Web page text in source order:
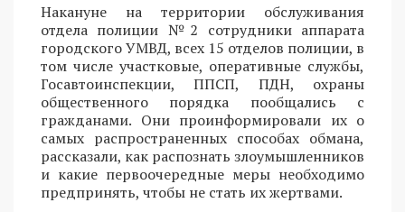
Накануне на территории обслуживания
отдела полиции №2 сотрудники аппарата
городского УМВД, всех 15 отделов полиции, в
том числе участковые, оперативные службы,
Госавтоинспекции, ППСП, ПДН, охраны
общественного порядка пообщались с
гражданами. Они проинформировали их о
самых распространенных способах обмана,
рассказали, как распознать злоумышленников
и какие первоочередные меры необходимо
предпринять, чтобы не стать их жертвами.